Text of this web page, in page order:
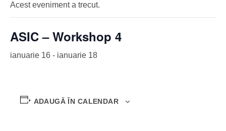
Acest eveniment a trecut.
ASIC – Workshop 4
ianuarie 16 - ianuarie 18
ADAUGĂ ÎN CALENDAR